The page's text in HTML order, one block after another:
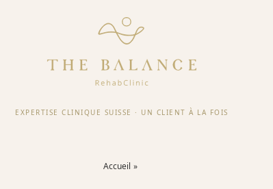
EXPERTISE CLINIQUE SUISSE · UN CLIENT À LA FOIS
Accueil